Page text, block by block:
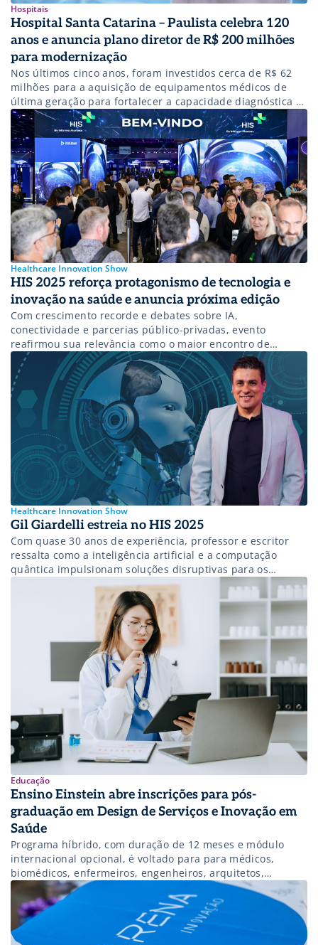
Hospitais
Hospital Santa Catarina – Paulista celebra 120
anos e anuncia plano diretor de R$ 200 milhões
para modernização
Nos últimos cinco anos, foram investidos cerca de R$ 62
milhões para a aquisição de equipamentos médicos de
última geração para fortalecer a capacidade diagnóstica e
terapêutica.
Healthcare Innovation Show
HIS 2025 reforça protagonismo de tecnologia e
inovação na saúde e anuncia próxima edição
Com crescimento recorde e debates sobre IA,
conectividade e parcerias público-privadas, evento
reafirmou sua relevância como o maior encontro de
tecnologia e inovação em saúde da América Latina.
Healthcare Innovation Show
Gil Giardelli estreia no HIS 2025
Com quase 30 anos de experiência, professor e escritor
ressalta como a inteligência artificial e a computação
quântica impulsionam soluções disruptivas para os
maiores desafios do setor.
Educação
Ensino Einstein abre inscrições para pós-
graduação em Design de Serviços e Inovação em
Saúde
Programa híbrido, com duração de 12 meses e módulo
internacional opcional, é voltado para para médicos,
biomédicos, enfermeiros, engenheiros, arquitetos,
designers e profissionais de TI.